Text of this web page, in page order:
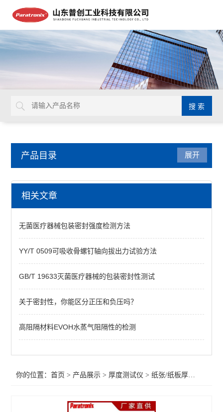
产品目录
厚度测试仪
纺织品厚度测试仪
高精度薄膜测厚仪
自动薄膜厚度测量仪
纸张/纸板厚度测试仪
薄膜厚度测试仪
纸张测厚仪
查看全部 >>
展开
相关文章
无菌医疗器械包装密封强度检测方法
YY/T 0509可吸收骨螺钉轴向拔出力试验方法
GB/T 19633灭菌医疗器械的包装密封性测试
关于密封性，你能区分正压和负压吗？
高阻隔材料EVOH水蒸气阻隔性的检测
你的位置：首页 > 产品展示 > 厚度测试仪 >纸张/纸板厚度测试仪